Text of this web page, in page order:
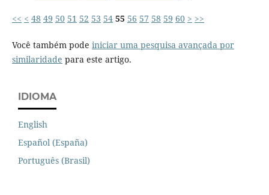
<< < 48 49 50 51 52 53 54 55 56 57 58 59 60 > >>
Você também pode iniciar uma pesquisa avançada por
similaridade para este artigo.
IDIOMA
English
Español (España)
Português (Brasil)